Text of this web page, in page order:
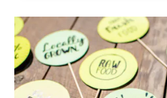
7
İÇIN
YENI
POZISYON
BILDIRIMI
(P708)
YAYIMLANDI